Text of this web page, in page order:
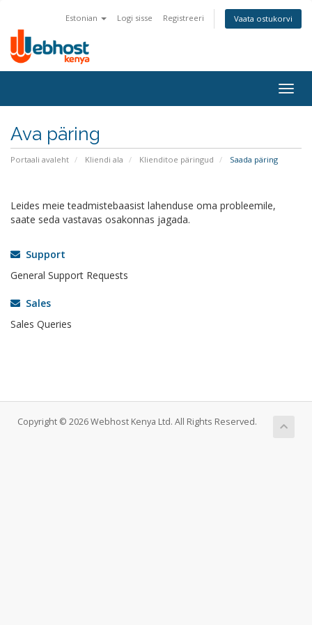
Estonian Logi sisse Registreeri Vaata ostukorvi
Ava päring
Portaali avaleht Kliendi ala Klienditoe päringud Saada päring
Leides meie teadmistebaasist lahenduse oma probleemile,
saate seda vastavas osakonnas jagada.
Support
General Support Requests
Sales
Sales Queries
Copyright © 2026 Webhost Kenya Ltd. All Rights Reserved.